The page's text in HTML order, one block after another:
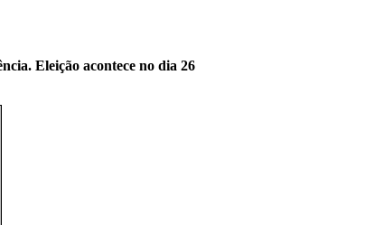
Eleição acontece no dia 26